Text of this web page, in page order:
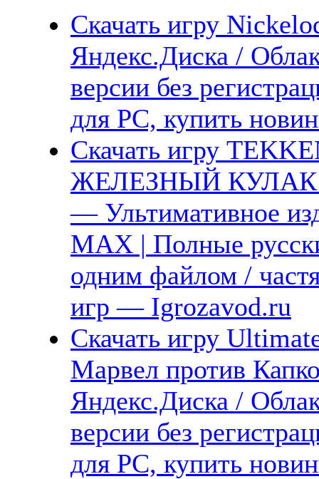
Скачать игру
Яндекс.Диска /
версии без
для PC, купить
Скачать игру
ЖЕЛЕЗНЫЙ КУЛАК
— Ультимативное
MAX | Полные
одним файлом /
игр — Igrozavod.ru
Скачать игру
Марвел против
Яндекс.Диска /
версии без
для PC, купить